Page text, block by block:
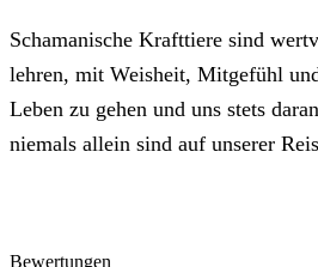
Schamanische Krafttiere sind
lehren, mit Weisheit, Mitgefühl
Leben zu gehen und uns stets
niemals allein sind auf unserer
Bewertungen